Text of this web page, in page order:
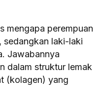
mengapa perempuan
sedangkan laki-laki
Jawabannya
dalam struktur lemak
(kolagen) yang